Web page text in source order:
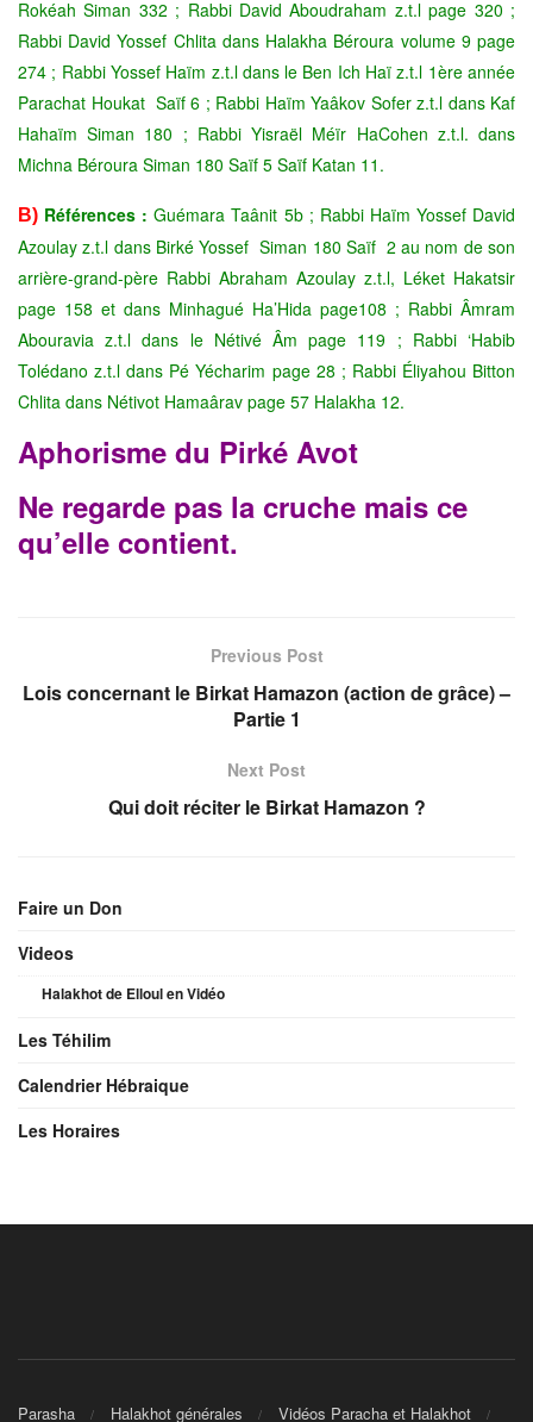
Rokéah Siman 332 ; Rabbi David Aboudraham z.t.l page 320 ;
Rabbi David Yossef Chlita dans Halakha Béroura volume 9 page
274 ; Rabbi Yossef Haïm z.t.l dans le Ben Ich Haï z.t.l 1ère année
Parachat Houkat Saïf 6 ; Rabbi Haïm Yaâkov Sofer z.t.l dans Kaf
Hahaïm Siman 180 ; Rabbi Yisraël Méïr HaCohen z.t.l. dans
Michna Béroura Siman 180 Saïf 5 Saïf Katan 11.
B) Références : Guémara Taânit 5b ; Rabbi Haïm Yossef David
Azoulay z.t.l dans BirkéYossef Siman 180 Saïf 2 au nom de son
arrière-grand-père Rabbi Abraham Azoulay z.t.l, Léket Hakatsir
page 158 et dans Minhagué Ha’Hida page108 ; Rabbi Âmram
Abouraviaz.t.l dans le Nétivé Âm page 119 ; Rabbi ‘Habib
Tolédano z.t.l dans Pé Yécharim page 28 ; Rabbi Éliyahou Bitton
Chlita dans Nétivot Hamaârav page 57 Halakha 12.
Aphorisme du Pirké Avot
Ne regarde pas la cruche mais ce
qu’elle contient.
Previous Post
Lois concernant le Birkat Hamazon (action de grâce) –
Partie 1
Next Post
Qui doit réciter le Birkat Hamazon ?
Faire un Don
Videos
Halakhot de Elloul en Vidéo
Les Téhilim
Calendrier Hébraique
Les Horaires
Parasha Halakhot générales Vidéos Paracha et Halakhot